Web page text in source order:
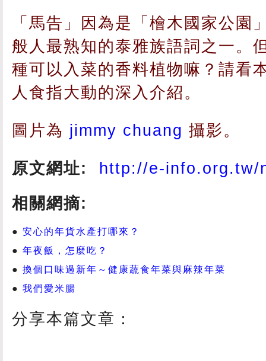
「馬告」因為是「檜木國家公園
般人最熟知的泰雅族語詞之一。
種可以入菜的香料植物嘛？請看
人食指大動的深入介紹。
圖片為 jimmy chuang 攝影。
原文網址:
http://e-info.org.tw/
相關網摘:
安心的年貨水產打哪來？
年夜飯，怎麼吃？
換個口味過新年～健康蔬食年菜與麻辣年菜
我們愛米腸
分享本篇文章：